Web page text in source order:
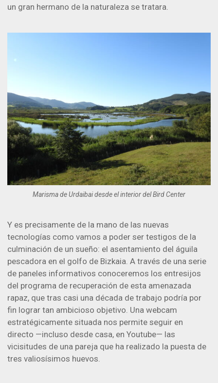
un gran hermano de la naturaleza se tratara.
Marisma de Urdaibai desde el interior del Bird Center
Y es precisamente de la mano de las nuevas
tecnologías como vamos a poder ser testigos de la
culminación de un sueño: el asentamiento del águila
pescadora en el golfo de Bizkaia. A través de una serie
de paneles informativos conoceremos los entresijos
del programa de recuperación de esta amenazada
rapaz, que tras casi una década de trabajo podría por
fin lograr tan ambicioso objetivo. Una webcam
estratégicamente situada nos permite seguir en
directo —incluso desde casa, en Youtube— las
vicisitudes de una pareja que ha realizado la puesta de
tres valiosísimos huevos.